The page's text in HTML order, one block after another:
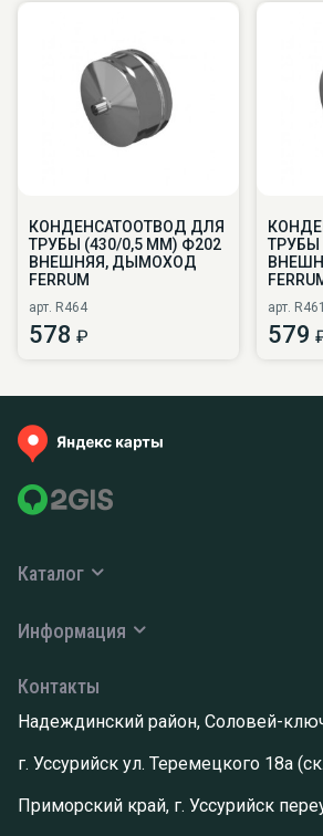
КОНДЕНСАТООТВОД ДЛЯ
ТРУБЫ (430/0,5 ММ) Ф202
ВНЕШНЯЯ, ДЫМОХОД
FERRUM
арт. R464
578 ₽
ТРУБЫ
арт. R461
579
Каталог
Информация
Контакты
Надеждинский район, Соловей-
г. Уссурийск ул. Теремецкого 18а
Приморский край, г. Уссурийск